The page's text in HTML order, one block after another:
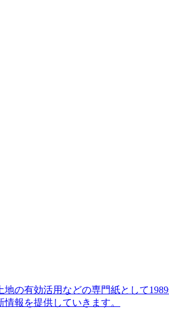
の有効活用などの専門紙として1989
報を提供していきます。